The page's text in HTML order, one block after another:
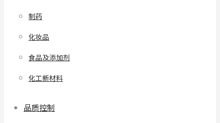
制药
化妆品
食品及添加剂
化工新材料
品质控制